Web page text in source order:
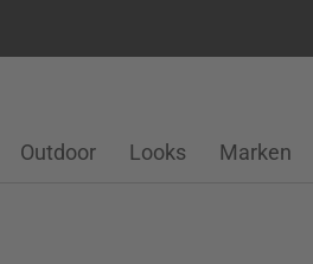
Seiteninhalt
Suchfeld
Outdoor Looks Marken